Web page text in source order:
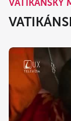
VATIKÁNSKY